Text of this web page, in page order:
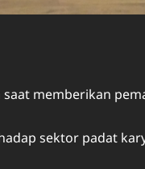
memberikan
sektor padat